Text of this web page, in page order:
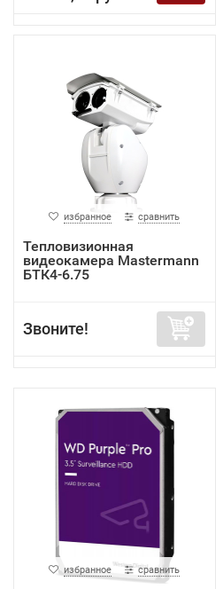
избранное сравнить
Тепловизионная
видеокамера Mastermann
БТК4-6.75
Звоните!
избранное сравнить